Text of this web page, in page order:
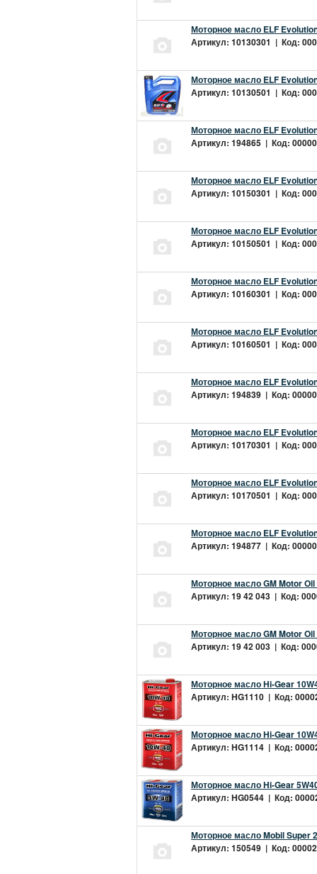
Моторное масло ELF
Артикул: 10130301 | Код:
Моторное масло ELF
Артикул: 10130501 | Код:
Моторное масло ELF
Артикул: 194865 | Код:
Моторное масло ELF
Артикул: 10150301 | Код:
Моторное масло ELF
Артикул: 10150501 | Код:
Моторное масло ELF
Артикул: 10160301 | Код:
Моторное масло ELF
Артикул: 10160501 | Код:
Моторное масло ELF
Артикул: 194839 | Код:
Моторное масло ELF
Артикул: 10170301 | Код:
Моторное масло ELF
Артикул: 10170501 | Код:
Моторное масло ELF
Артикул: 194877 | Код:
Моторное масло GM Motor Oil
Артикул: 19 42 043 | Код:
Моторное масло GM Motor
Артикул: 19 42 003 | Код:
Моторное масло Hi-Gear
Артикул: HG1110 | Код:
Моторное масло Hi-Gear
Артикул: HG1114 | Код:
Моторное масло Hi-Gear
Артикул: HG0544 | Код:
Моторное масло Mobil Super
Артикул: 150549 | Код: